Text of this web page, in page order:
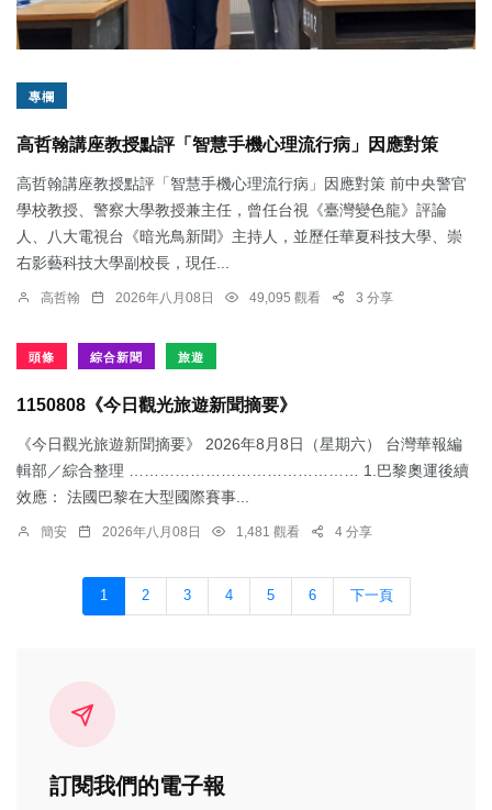
專欄
高哲翰講座教授點評「智慧手機心理流行病」因應對策
高哲翰講座教授點評「智慧手機心理流行病」因應對策 前中央警官
學校教授、警察大學教授兼主任，曾任台視《臺灣變色龍》評論
人、八大電視台《暗光鳥新聞》主持人，並歷任華夏科技大學、崇
右影藝科技大學副校長，現任...
高哲翰 2026年八月08日 49,095 觀看 3 分享
頭條 綜合新聞 旅遊
1150808《今日觀光旅遊新聞摘要》
《今日觀光旅遊新聞摘要》 2026年8月8日（星期六） 台灣華報編
輯部／綜合整理 ……………………………………… 1.​巴黎奧運後續
效應： 法國巴黎在大型國際賽事...
簡安 2026年八月08日 1,481 觀看 4 分享
1 2 3 4 5 6 下一頁
訂閱我們的電子報